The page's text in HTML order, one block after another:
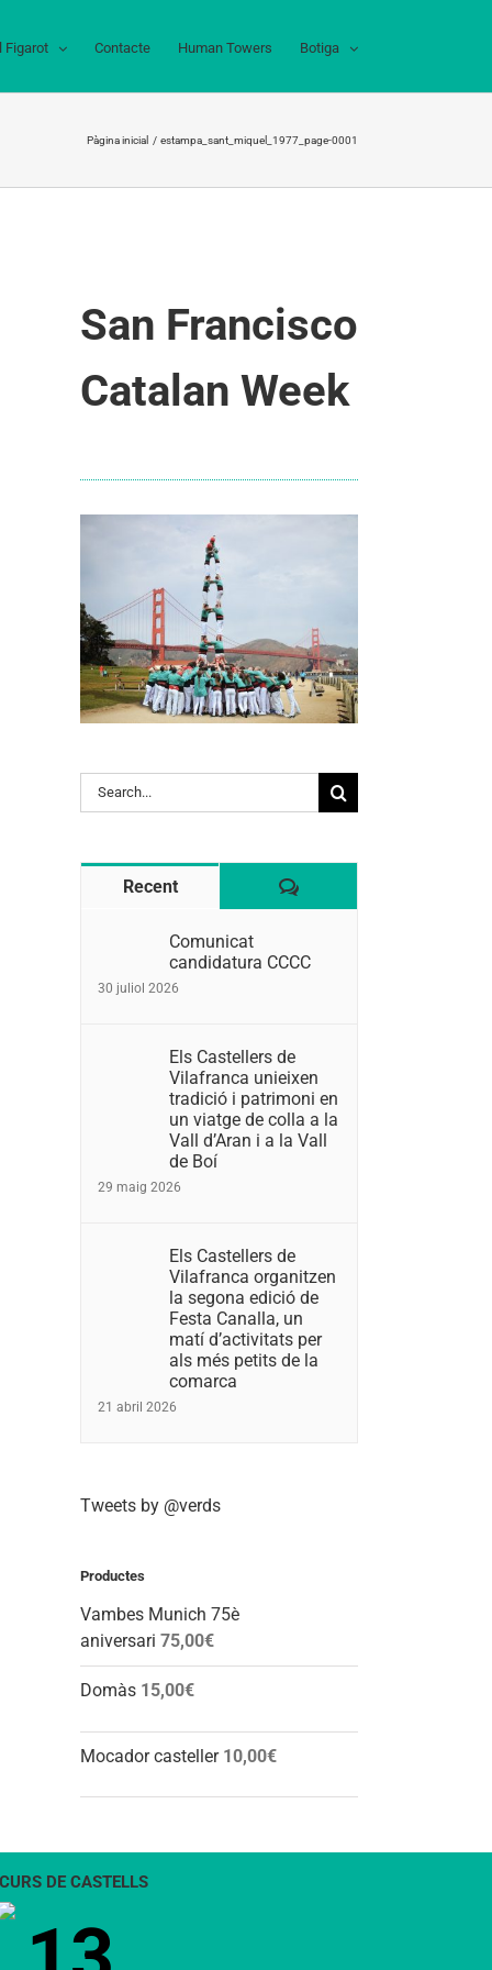
Figarot Contacte Human Towers Botiga
Pàgina inicial estampa_sant_miquel_1977_page-0001
San Francisco
Catalan Week
Search
for:
Recent Comentaris
Comunicat
candidatura CCCC
30 juliol 2026
Els Castellers de
Vilafranca unieixen
tradició i patrimoni en
un viatge de colla a la
Vall d’Aran i a la Vall
de Boí
29 maig 2026
Els Castellers de
Vilafranca organitzen
la segona edició de
Festa Canalla, un
matí d’activitats per
als més petits de la
comarca
21 abril 2026
Tweets by @verds
Productes
Vambes Munich 75è
aniversari 75,00€
Domàs 15,00€
Mocador casteller 10,00€
DE CASTELLS